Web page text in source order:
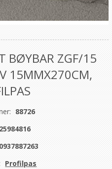
BØYBAR ZGF/15
15MMX270CM,
88726
25984816
Profilpas